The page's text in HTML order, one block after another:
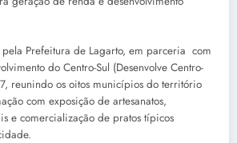
Prefeitura de Lagarto, em parceria com
do Centro-Sul (Desenvolve Centro-
reunindo os oitos municípios do território
com exposição de artesanatos,
e comercialização de pratos típicos